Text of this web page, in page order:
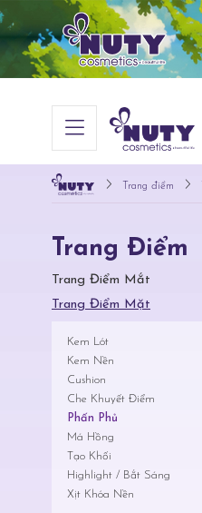
Trang điểm
Trang Điểm
Trang Điểm Mắt
Trang Điểm Mặt
Kem Lót
Kem Nền
Cushion
Che Khuyết Điểm
Phấn Phủ
Má Hồng
Tạo Khối
Highlight / Bắt Sáng
Xịt Khóa Nền